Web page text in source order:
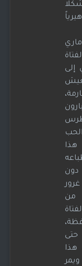
إلى
دون
من
حتى
هذا